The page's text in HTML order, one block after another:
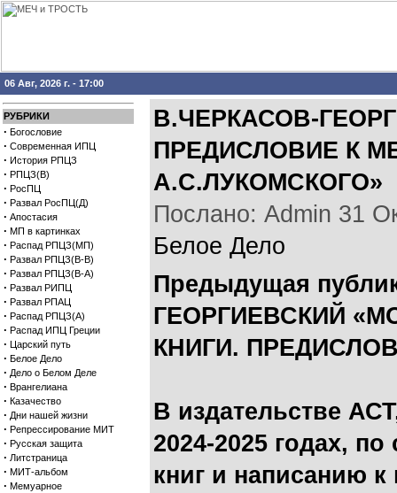
06 Авг, 2026 г. - 17:00
РУБРИКИ
· Богословие
· Современная ИПЦ
· История РПЦЗ
· РПЦЗ(В)
· РосПЦ
· Развал РосПЦ(Д)
· Апостасия
· МП в картинках
· Распад РПЦЗ(МП)
· Развал РПЦЗ(В-В)
· Развал РПЦЗ(В-А)
· Развал РИПЦ
· Развал РПАЦ
· Распад РПЦЗ(А)
· Распад ИПЦ Греции
· Царский путь
· Белое Дело
· Дело о Белом Деле
· Врангелиана
· Казачество
· Дни нашей жизни
· Репрессирование МИТ
· Русская защита
· Литстраница
· МИТ-альбом
· Мемуарное
В.ЧЕРКАСОВ-
ПРЕДИСЛОВИЕ К
А.С.ЛУКОМСКОГО»
Послано: Admin 31
Белое Дело
Предыдущая
ГЕОРГИЕВСКИЙ
КНИГИ.
В издательстве
2024-2025 годах,
книг и написанию